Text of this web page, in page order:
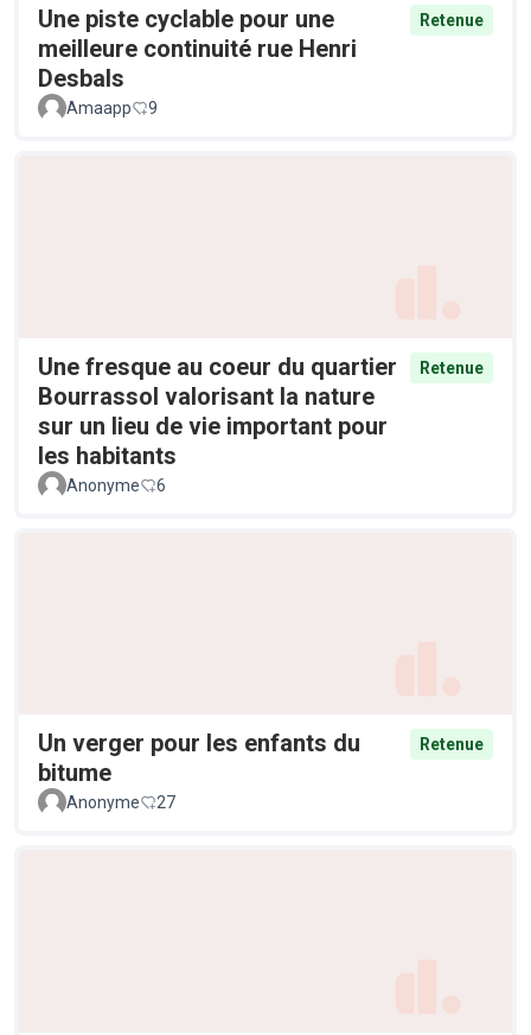
Une piste cyclable pour une
meilleure continuité rue Henri
Desbals
Retenue
Amaapp 9
Une fresque au coeur du quartier
Bourrassol valorisant la nature
sur un lieu de vie important pour
les habitants
Retenue
Anonyme 6
Un verger pour les enfants du
bitume
Retenue
Anonyme 27